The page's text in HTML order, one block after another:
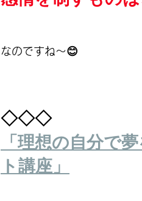
なのですね～😊
◇◇◇
「理想の自分で
ト講座」